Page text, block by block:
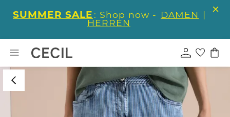
SUMMER SALE : Shop now - DAMEN |
HERREN